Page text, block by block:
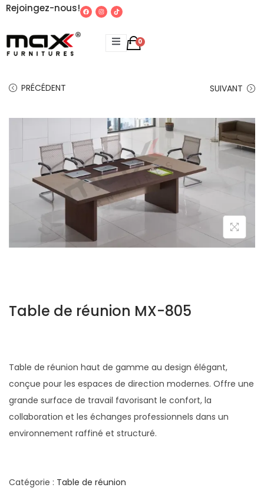
Rejoingez-nous!
0
PRÉCÉDENT SUIVANT
Table de réunion MX-805
Table de réunion haut de gamme au design élégant,
conçue pour les espaces de direction modernes. Offre une
grande surface de travail favorisant le confort, la
collaboration et les échanges professionnels dans un
environnement raffiné et structuré.
Catégorie : Table de réunion